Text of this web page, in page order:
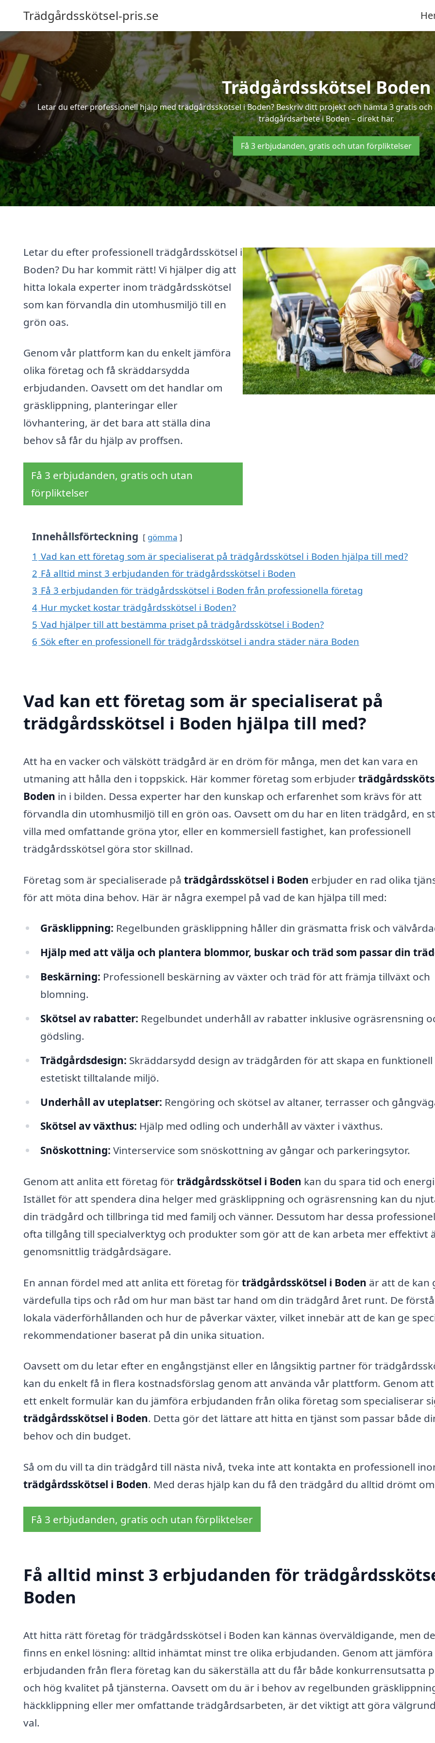
Trädgårdsskötsel-pris.se
Trädgårdsskötsel Boden
Letar du efter professionell hjälp med trädgårdsskötsel i Boden? Beskriv ditt projekt och hämta 3 gratis
trädgårdsarbete i Boden – direkt här.
Få 3 erbjudanden, gratis och utan förpliktelser
Letar du efter professionell trädgårdsskötsel i
Boden? Du har kommit rätt! Vi hjälper dig att
hitta lokala experter inom trädgårdsskötsel
som kan förvandla din utomhusmiljö till en
grön oas.
Genom vår plattform kan du enkelt jämföra
olika företag och få skräddarsydda
erbjudanden. Oavsett om det handlar om
gräsklippning, planteringar eller
lövhantering, är det bara att ställa dina
behov så får du hjälp av proffsen.
Få 3 erbjudanden, gratis och utan
förpliktelser
Innehållsförteckning gömma
1 Vad kan ett företag som är specialiserat på trädgårdsskötsel i Boden hjälpa till med?
2 Få alltid minst 3 erbjudanden för trädgårdsskötsel i Boden
3 Få 3 erbjudanden för trädgårdsskötsel i Boden från professionella företag
4 Hur mycket kostar trädgårdsskötsel i Boden?
5 Vad hjälper till att bestämma priset på trädgårdsskötsel i Boden?
6 Sök efter en professionell för trädgårdsskötsel i andra städer nära Boden
Vad kan ett företag som är specialiserat på
trädgårdsskötsel i Boden hjälpa till med?
Att ha en vacker och välskött trädgård är en dröm för många, men det kan vara en
utmaning att hålla den i toppskick. Här kommer företag som erbjuder
Boden in i bilden. Dessa experter har den kunskap och erfarenhet som krävs för att
förvandla din utomhusmiljö till en grön oas. Oavsett om du har en liten trädgård, en
villa med omfattande gröna ytor, eller en kommersiell fastighet, kan professionell
trädgårdsskötsel göra stor skillnad.
Företag som är specialiserade på trädgårdsskötsel i Boden erbjuder en rad olika
för att möta dina behov. Här är några exempel på vad de kan hjälpa till med:
Gräsklippning: Regelbunden gräsklippning håller din gräsmatta frisk och
Hjälp med att välja och plantera blommor, buskar och träd som passar din
Beskärning: Professionell beskärning av växter och träd för att främja tillväxt och
blomning.
Skötsel av rabatter: Regelbundet underhåll av rabatter inklusive ogräsrensning
gödsling.
Trädgårdsdesign: Skräddarsydd design av trädgården för att skapa en funktionell
estetiskt tilltalande miljö.
Underhåll av uteplatser: Rengöring och skötsel av altaner, terrasser och
Skötsel av växthus: Hjälp med odling och underhåll av växter i växthus.
Snöskottning: Vinterservice som snöskottning av gångar och parkeringsytor.
Genom att anlita ett företag förträdgårdsskötsel i Boden kan du spara tid och
Istället för att spendera dina helger med gräsklippning och ogräsrensning kan du
din trädgård och tillbringa tid med familj och vänner. Dessutom har dessa
ofta tillgång till specialverktyg och produkter som gör att de kan arbeta mer effektivt
genomsnittlig trädgårdsägare.
En annan fördel med att anlita ett företag förträdgårdsskötsel i Boden är att de kan
värdefulla tips och råd om hur man bäst tar hand om din trädgård året runt. De
lokala väderförhållanden och hur de påverkar växter, vilket innebär att de kan ge
rekommendationer baserat på din unika situation.
Oavsett om du letar efter en engångstjänst eller en långsiktig partner för
kan du enkelt få in flera kostnadsförslag genom att använda vår plattform. Genom
ett enkelt formulär kan du jämföra erbjudanden från olika företag som specialiserar
trädgårdsskötsel i Boden. Detta gör det lättare att hitta en tjänst som passar både
behov och din budget.
Så om du vill ta din trädgård till nästa nivå, tveka inte att kontakta en professionell
trädgårdsskötsel i Boden. Med deras hjälp kan du få den trädgård du alltid drömt
Få 3 erbjudanden, gratis och utan förpliktelser
Få alltid minst 3 erbjudanden för
Boden
Att hitta rätt företag för trädgårdsskötsel i Boden kan kännas överväldigande, men
finns en enkel lösning: alltid inhämtat minst tre olika erbjudanden. Genom att jämföra
erbjudanden från flera företag kan du säkerställa att du får både konkurrensutsatta
och hög kvalitet på tjänsterna. Oavsett om du är i behov av regelbunden
häckklippning eller mer omfattande trädgårdsarbeten, är det viktigt att göra
val.